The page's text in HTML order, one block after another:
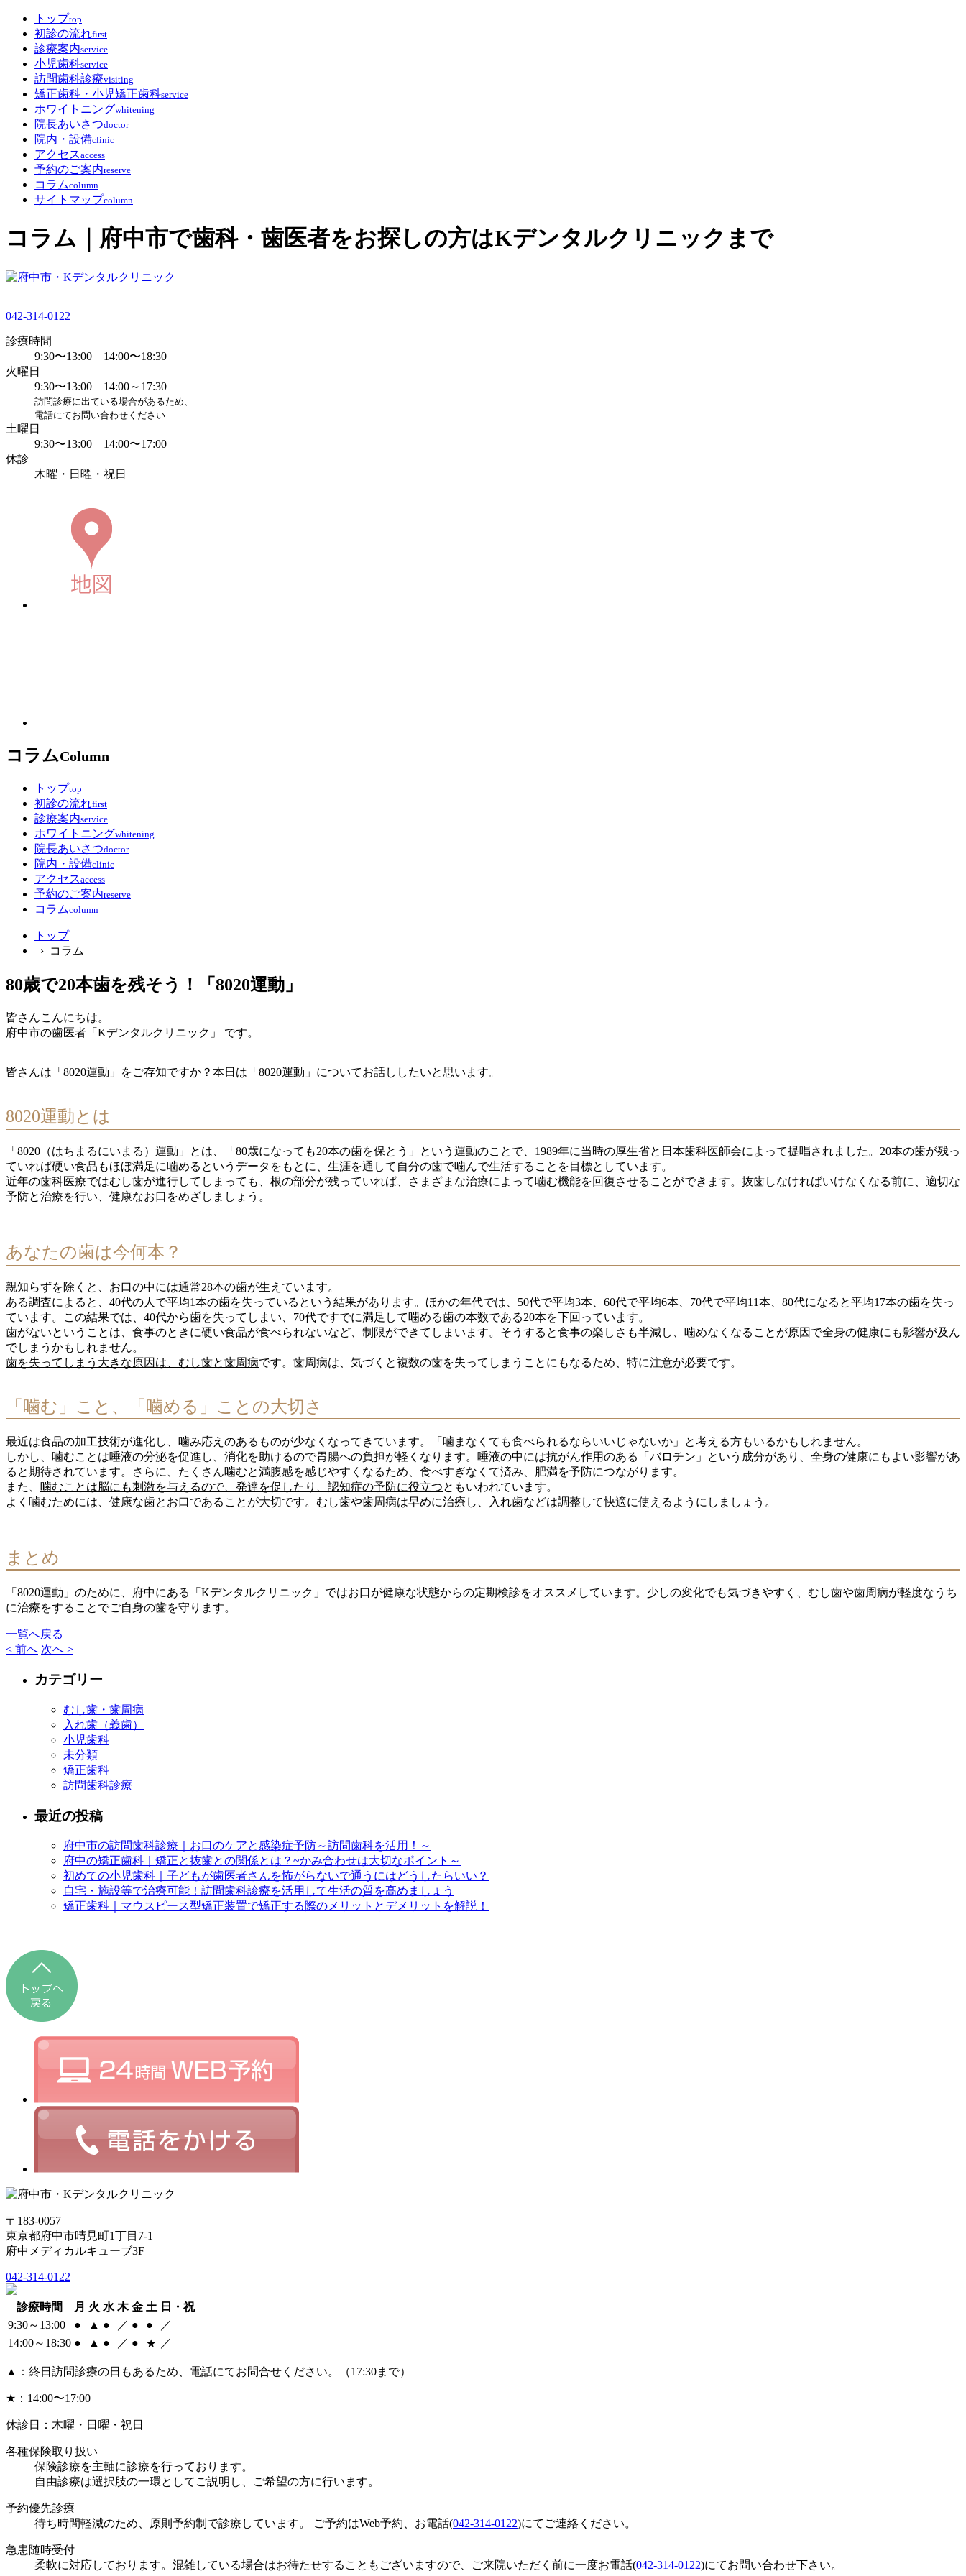
トップtop
初診の流れfirst
診療案内service
小児歯科service
訪問歯科診療visiting
矯正歯科・小児矯正歯科service
ホワイトニングwhitening
院長あいさつdoctor
院内・設備clinic
アクセスaccess
予約のご案内reserve
コラムcolumn
サイトマップcolumn
コラム｜府中市で歯科・歯医者をお探しの方はKデンタルクリニックまで
042-314-0122
診療時間
9:30〜13:00 14:00〜18:30
火曜日
9:30〜13:00 14:00～17:30
訪問診療に出ている場合があるため、
電話にてお問い合わせください
土曜日
9:30〜13:00 14:00〜17:00
休診
木曜・日曜・祝日
コラムColumn
トップtop
初診の流れfirst
診療案内service
ホワイトニングwhitening
院長あいさつdoctor
院内・設備clinic
アクセスaccess
予約のご案内reserve
コラムcolumn
トップ
› コラム
80歳で20本歯を残そう！「8020運動」
皆さんこんにちは。
府中市の歯医者「Kデンタルクリニック」 です。
皆さんは「8020運動」をご存知ですか？本日は「8020運動」についてお話ししたいと思います。
8020運動とは
「8020（はちまるにいまる）運動」とは、「80歳になっても20本の歯を保とう」という運動のこと で、1989年に当時の厚生省と日本歯科医師会によって提唱されました。20本の歯が残っ
ていれば硬い食品もほぼ満足に噛めるというデータをもとに、生涯を通して自分の歯で噛んで生活することを目標としています。
近年の歯科医療ではむし歯が進行してしまっても、根の部分が残っていれば、さまざまな治療によって噛む機能を回復させることができます。抜歯しなければいけなくなる前に、適切な
予防と治療を行い、健康なお口をめざしましょう。
あなたの歯は今何本？
親知らずを除くと、お口の中には通常28本の歯が生えています。
ある調査によると、40代の人で平均1本の歯を失っているという結果があります。ほかの年代では、50代で平均3本、60代で平均6本、70代で平均11本、80代になると平均17本の歯を失っ
ています。この結果では、40代から歯を失ってしまい、70代ですでに満足して噛める歯の本数である20本を下回っています。
歯がないということは、食事のときに硬い食品が食べられないなど、制限ができてしまいます。そうすると食事の楽しさも半減し、噛めなくなることが原因で全身の健康にも影響が及ん
でしまうかもしれません。
歯を失ってしまう大きな原因は、むし歯と歯周病です。歯周病は、気づくと複数の歯を失ってしまうことにもなるため、特に注意が必要です。
「噛む」こと、「噛める」ことの大切さ
最近は食品の加工技術が進化し、噛み応えのあるものが少なくなってきています。「噛まなくても食べられるならいいじゃないか」と考える方もいるかもしれません。
しかし、噛むことは唾液の分泌を促進し、消化を助けるので胃腸への負担が軽くなります。唾液の中には抗がん作用のある「バロチン」という成分があり、全身の健康にもよい影響があ
ると期待されています。さらに、たくさん噛むと満腹感を感じやすくなるため、食べすぎなくて済み、肥満を予防につながります。
また、 噛むことは脳にも刺激を与えるので、発達を促したり、認知症の予防に役立つともいわれています。
よく噛むためには、健康な歯とお口であることが大切です。むし歯や歯周病は早めに治療し、入れ歯などは調整して快適に使えるようにしましょう。
まとめ
「8020運動」のために、府中にある「Kデンタルクリニック」ではお口が健康な状態からの定期検診をオススメしています。少しの変化でも気づきやすく、むし歯や歯周病が軽度なうち
に治療をすることでご自身の歯を守ります。
一覧へ戻る
< 前へ 次へ >
カテゴリー
むし歯・歯周病
入れ歯（義歯）
小児歯科
未分類
矯正歯科
訪問歯科診療
最近の投稿
府中市の訪問歯科診療｜お口のケアと感染症予防～訪問歯科を活用！～
府中の矯正歯科｜矯正と抜歯との関係とは？~かみ合わせは大切なポイント～
初めての小児歯科｜子どもが歯医者さんを怖がらないで通うにはどうしたらいい？
自宅・施設等で治療可能！訪問歯科診療を活用して生活の質を高めましょう
矯正歯科｜マウスピース型矯正装置で矯正する際のメリットとデメリットを解説！
〒183-0057
東京都府中市晴見町1丁目7-1
府中メディカルキューブ3F
042-314-0122
診療時間 月 火 水 木 金 土 日・祝
9:30～13:00
● ▲ ● ／ ● ●
／
14:00～18:30 ● ▲ ● ／ ● ★ ／
▲：終日訪問診療の日もあるため、電話にてお問合せください。（17:30まで）
★：14:00〜17:00
休診日：木曜・日曜・祝日
各種保険取り扱い
保険診療を主軸に診療を行っております。
自由診療は選択肢の一環としてご説明し、ご希望の方に行います。
予約優先診療
待ち時間軽減のため、原則予約制で診療しています。 ご予約はWeb予約、お電話(042-314-0122)にてご連絡ください。
急患随時受付
柔軟に対応しております。混雑している場合はお待たせすることもございますので、ご来院いただく前に一度お電話(042-314-0122)にてお問い合わせ下さい。